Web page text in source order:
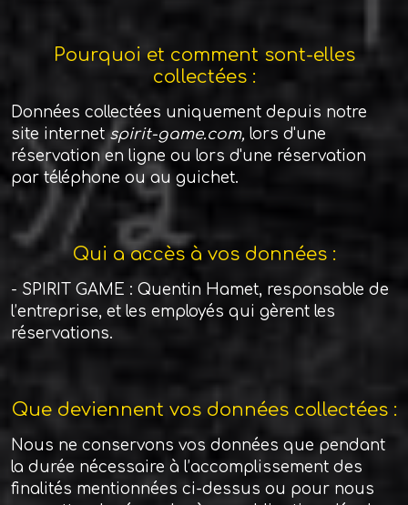
Pourquoi et comment sont-elles
collectées :
Données collectées uniquement depuis notre
site internetspirit-game.com, lors d'une
réservation en ligne ou lors d'une réservation
par téléphone ou au guichet.
Qui a accès à vos données :
- SPIRIT GAME : Quentin Hamet, responsable de
l’entreprise, et les employés qui gèrent les
réservations.
Que deviennent vos données collectées :
Nous ne conservons vos données que pendant
la durée nécessaire à l’accomplissement des
finalités mentionnées ci-dessus ou pour nous